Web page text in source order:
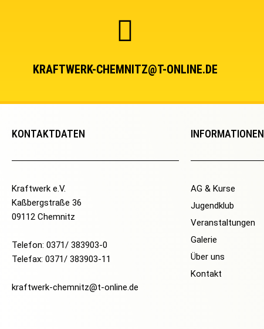
KRAFTWERK-CHEMNITZ@T-ONLINE.DE
KONTAKTDATEN
Kraftwerk e.V.
Kaßbergstraße 36
09112 Chemnitz
Telefon: 0371/ 383903-0
Telefax: 0371/ 383903-11
kraftwerk-chemnitz@t-online.de
INFORMATIONEN
AG & Kurse
Jugendklub
Veranstaltungen
Galerie
Über uns
Kontakt